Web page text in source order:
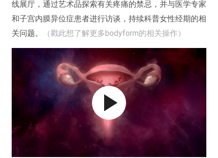
线展厅，通过艺术品探索有关疼痛的禁忌，并与医学专家
和子宫内膜异位症患者进行访谈，持续科普女性经期的相
关问题。
（戳此想了解更多bodyform的相关操作）